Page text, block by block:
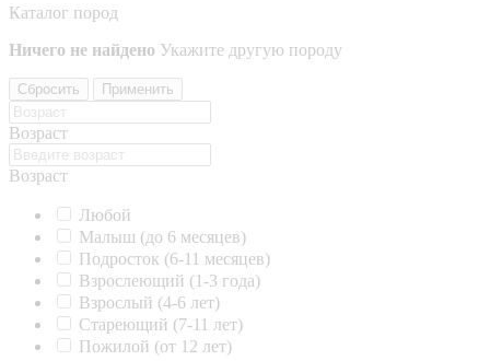
Каталог пород
Ничего не найдено Укажите другую породу
Сбросить Применить
Возраст
Возраст
Любой
Малыш (до 6 месяцев)
Подросток (6-11 месяцев)
Взрослеющий (1-3 года)
Взрослый (4-6 лет)
Стареющий (7-11 лет)
Пожилой (от 12 лет)